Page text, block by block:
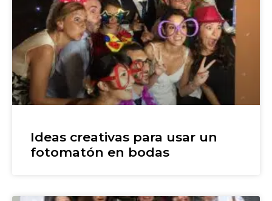
Ideas creativas para usar un
fotomatón en bodas